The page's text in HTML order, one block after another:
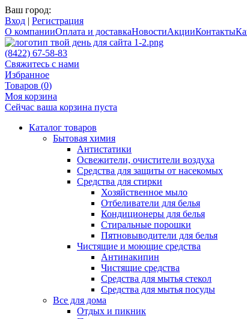
Ваш город:
Вход | Регистрация
О компанииОплата и доставкаНовостиАкцииКонтакты
(8422) 67-58-83
Свяжитесь с нами
Избранное
Товаров (0)
Моя корзина
Сейчас ваша корзина пуста
Каталог товаров
Бытовая химия
Антистатики
Освежители, очистители воздуха
Средства для защиты от насекомых
Средства для стирки
Хозяйственное мыло
Отбеливатели для белья
Кондиционеры для белья
Стиральные порошки
Пятновыводители для белья
Чистящие и моющие средства
Антинакипин
Чистящие средства
Средства для мытья стекол
Средства для мытья посуды
Все для дома
Отдых и пикник